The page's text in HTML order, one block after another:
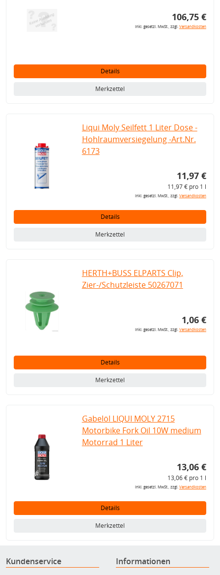
106,75 €
inkl. gesetzl. MwSt., zzgl.Versandkosten
Details
Merkzettel
Liqui Moly Seilfett 1 Liter Dose -
Hohlraumversiegelung -Art.Nr.
6173
11,97 €
11,97 € pro 1 l
inkl. gesetzl. MwSt., zzgl.Versandkosten
Details
Merkzettel
HERTH+BUSS ELPARTS Clip,
Zier-/Schutzleiste 50267071
1,06 €
inkl. gesetzl. MwSt., zzgl.Versandkosten
Details
Merkzettel
Gabelöl LIQUI MOLY 2715
Motorbike Fork Oil 10W medium
Motorrad 1 Liter
13,06 €
13,06 € pro 1 l
inkl. gesetzl. MwSt., zzgl.Versandkosten
Details
Merkzettel
Kundenservice Informationen